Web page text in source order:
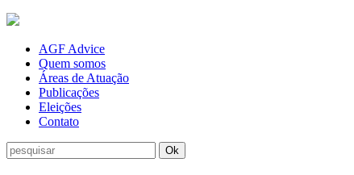
AGF Advice
Quem somos
Áreas de Atuação
Publicações
Eleições
Contato
Ok